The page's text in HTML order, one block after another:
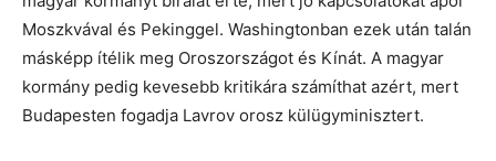
Moszkvával és Pekinggel. Washingtonban ezek után talán
másképp ítélik meg Oroszországot és Kínát. A magyar
kormány pedig kevesebb kritikára számíthat azért, mert
Budapesten fogadja Lavrov orosz külügyminisztert.